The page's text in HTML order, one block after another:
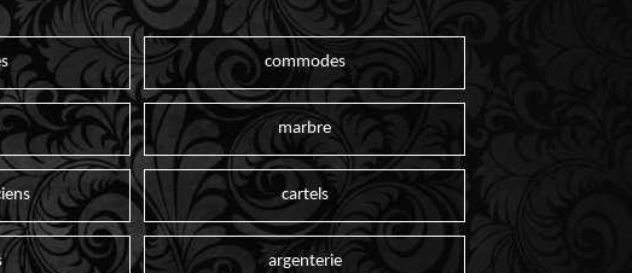
commodes
marbre
cartels
argenterie